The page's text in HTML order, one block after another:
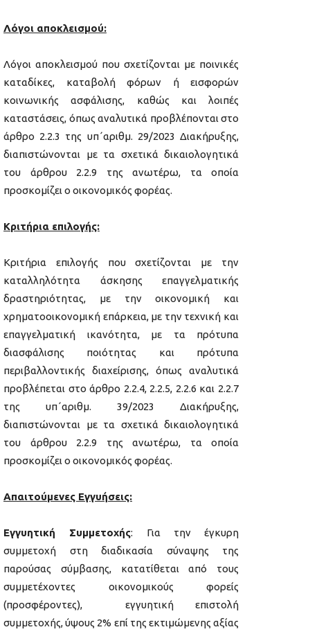
Λόγοι αποκλεισμού:
Λόγοι αποκλεισμού που σχετίζονται με ποινικές
καταδίκες, καταβολή φόρων ή εισφορών
κοινωνικής ασφάλισης, καθώς και λοιπές
καταστάσεις, όπως αναλυτικά προβλέπονται στο
άρθρο 2.2.3 της υπ΄αριθμ. 29/2023 Διακήρυξης,
διαπιστώνονται με τα σχετικά δικαιολογητικά
του άρθρου 2.2.9 της ανωτέρω, τα οποία
προσκομίζει ο οικονομικός φορέας.
Κριτήρια επιλογής:
Κριτήρια επιλογής που σχετίζονται με την
καταλληλότητα άσκησης επαγγελματικής
δραστηριότητας, με την οικονομική και
χρηματοοικονομική επάρκεια, με την τεχνική και
επαγγελματική ικανότητα, με τα πρότυπα
διασφάλισης ποιότητας και πρότυπα
περιβαλλοντικής διαχείρισης, όπως αναλυτικά
προβλέπεται στο άρθρο 2.2.4, 2.2.5, 2.2.6 και 2.2.7
της υπ΄αριθμ. 39/2023 Διακήρυξης,
διαπιστώνονται με τα σχετικά δικαιολογητικά
του άρθρου 2.2.9 της ανωτέρω, τα οποία
προσκομίζει ο οικονομικός φορέας.
Απαιτούμενες Εγγυήσεις:
Εγγυητική Συμμετοχής: Για την έγκυρη
συμμετοχή στη διαδικασία σύναψης της
παρούσας σύμβασης, κατατίθεται από τους
συμμετέχοντες οικονομικούς φορείς
(προσφέροντες), εγγυητική επιστολή
συμμετοχής, ύψους 2% επί της εκτιμώμενης αξίας